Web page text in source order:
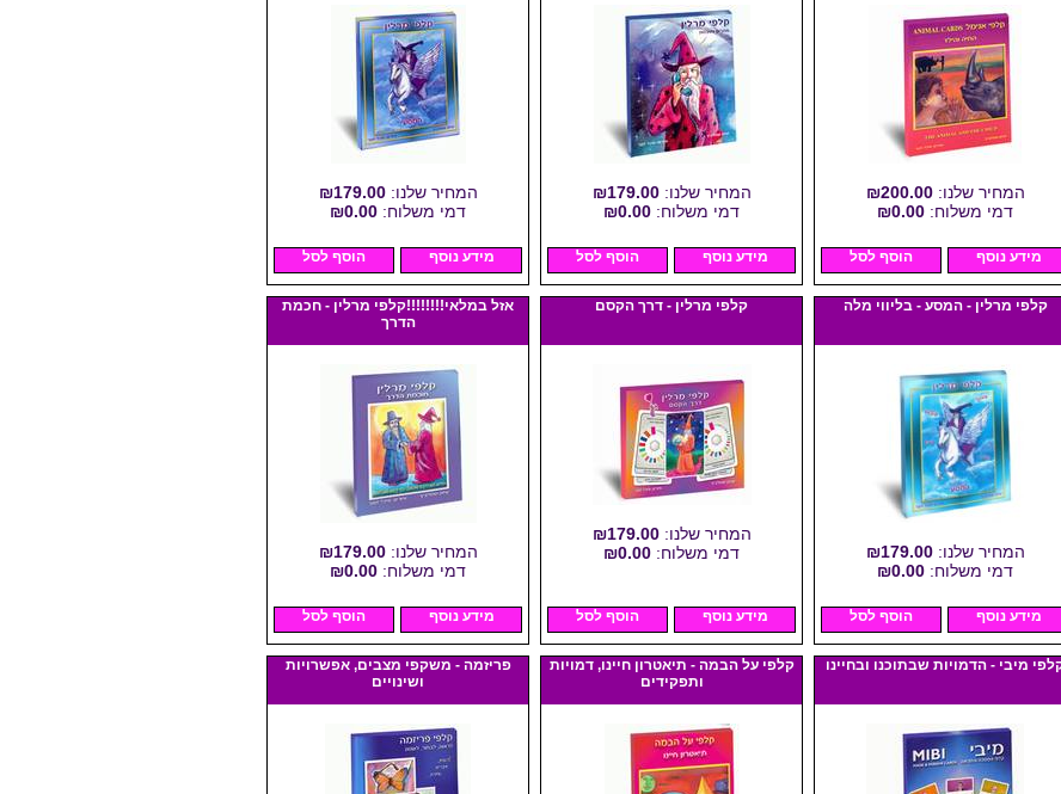
המחיר שלנו:₪200.00
דמי משלוח: ₪0.00
מידע נוסף הוסף לסל
המחיר שלנו:₪179.00
דמי משלוח: ₪0.00
מידע נוסף הוסף לסל
המחיר שלנו:₪179.00
דמי משלוח: ₪0.00
מידע נוסף הוסף לסל
קלפי מרלין - המסע - בליווי מלה
המחיר שלנו:₪179.00
דמי משלוח: ₪0.00
מידע נוסף הוסף לסל
קלפי מרלין - דרך הקסם
המחיר שלנו:₪179.00
דמי משלוח: ₪0.00
מידע נוסף הוסף לסל
אזל במלאי!!!!!!!!קלפי מרלין - חכמת
הדרך
המחיר שלנו:₪179.00
דמי משלוח: ₪0.00
מידע נוסף הוסף לסל
מיבי - הדמויות שבתוכנו ובחיינו
קלפי על הבמה - תיאטרון חיינו, דמויות
ותפקידים
פריזמה - משקפי מצבים, אפשרויות
ושינויים